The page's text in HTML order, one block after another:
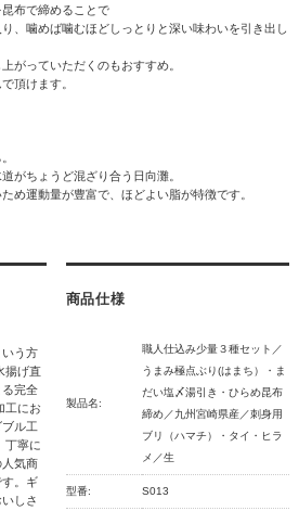
布で締めることで
、噛めば噛むほどしっとりと深い味わいを引き出し
がっていただくのもおすすめ。
頂けます。
がちょうど混ざり合う日向灘。
め運動量が豊富で、ほどよい脂が特徴です。
う方
揚げ直
完全
工にお
ル工
丁寧に
気商
。ギ
しさ
商品仕様
製品名:
職人仕込み少量３種セット／
うまみ極点ぶり(はまち）・ま
だい塩〆湯引き・ひらめ昆布
締め／九州宮崎県産／刺身用
ブリ（ハマチ）・タイ・ヒラ
メ／生
型番: S013